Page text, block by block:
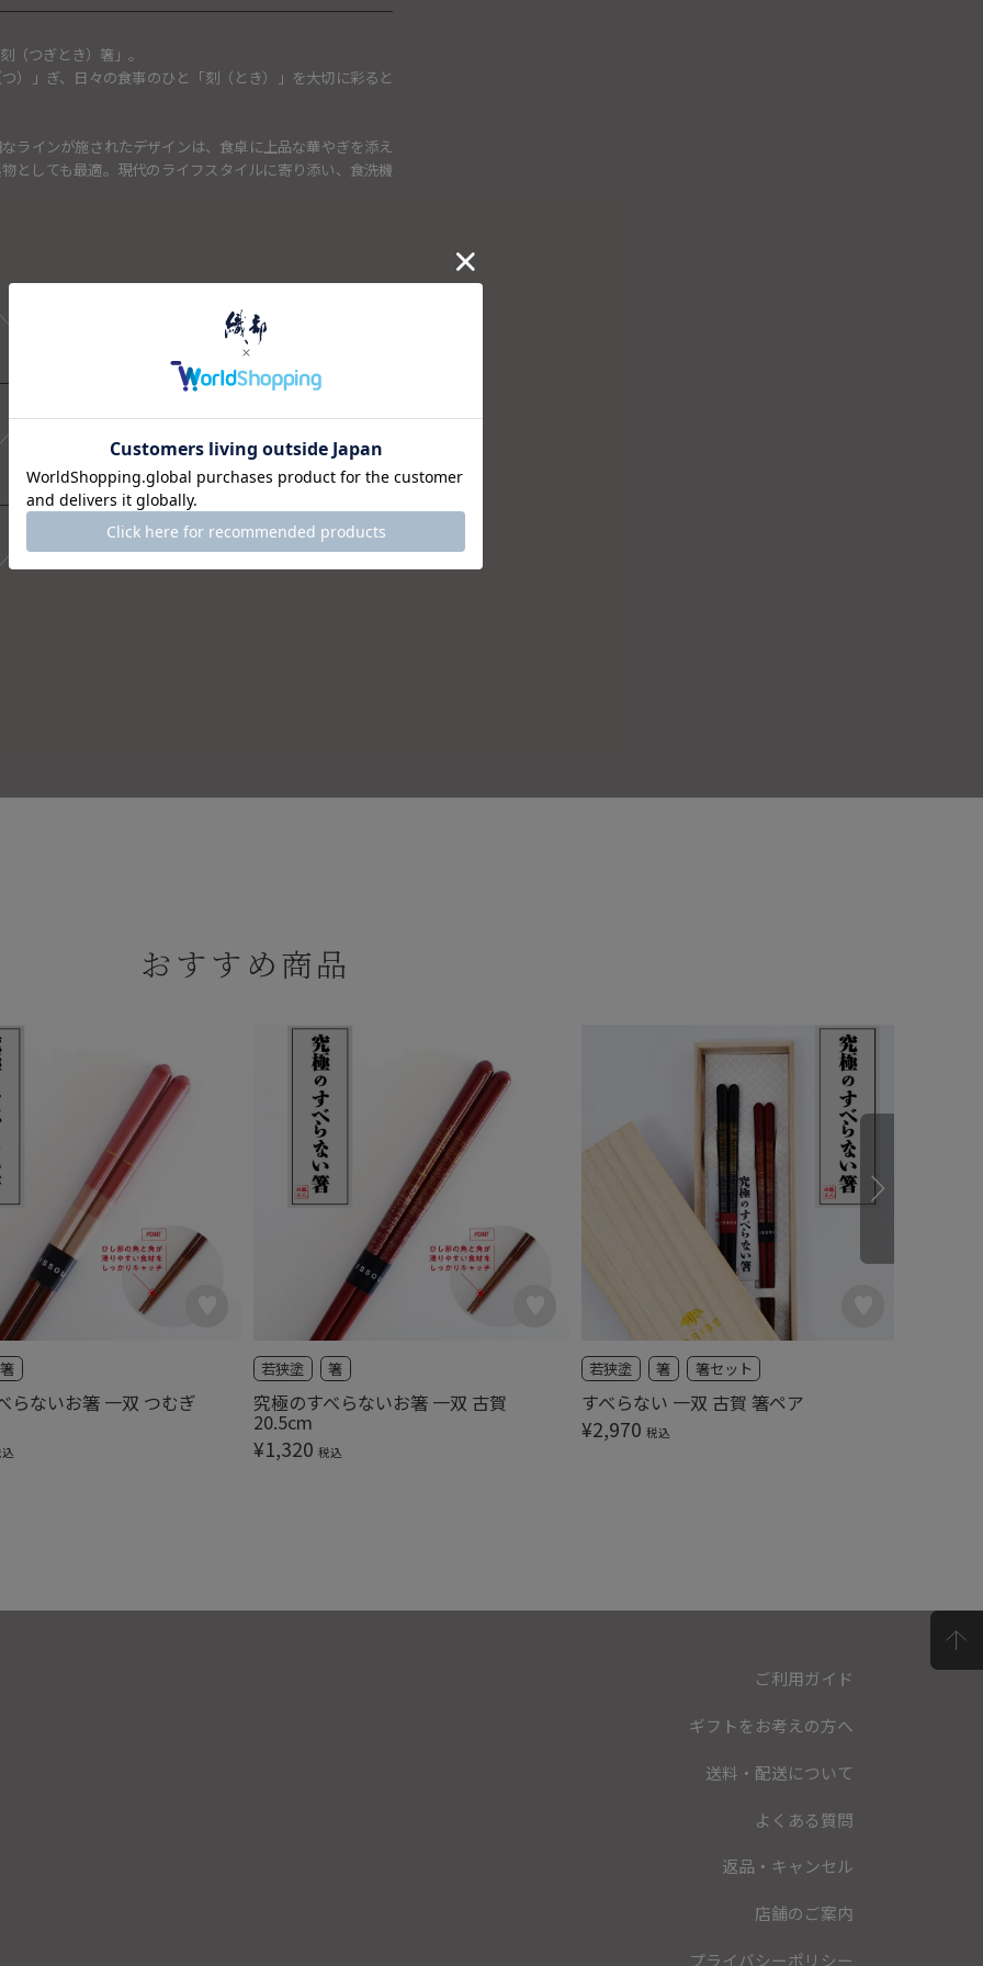
（つぎとき）箸」。
）」ぎ、日々の食事のひと「刻（とき）」を大切に彩ると
ラインが施されたデザインは、食卓に上品な華やぎを添え
としても最適。現代のライフスタイルに寄り添い、食洗機
おすすめ商品
らないお箸 一双 つむぎ
箸
究極のすべらないお箸 一双 古賀
20.5cm
若狭塗 箸
¥1,320 税込
すべらない 一双 古賀 箸ペア
若狭塗 箸 箸セット
¥2,970 税込
ご利用ガイド
ギフトをお考えの方へ
送料・配送について
よくある質問
返品・キャンセル
店舗のご案内
プライバシーポリシー